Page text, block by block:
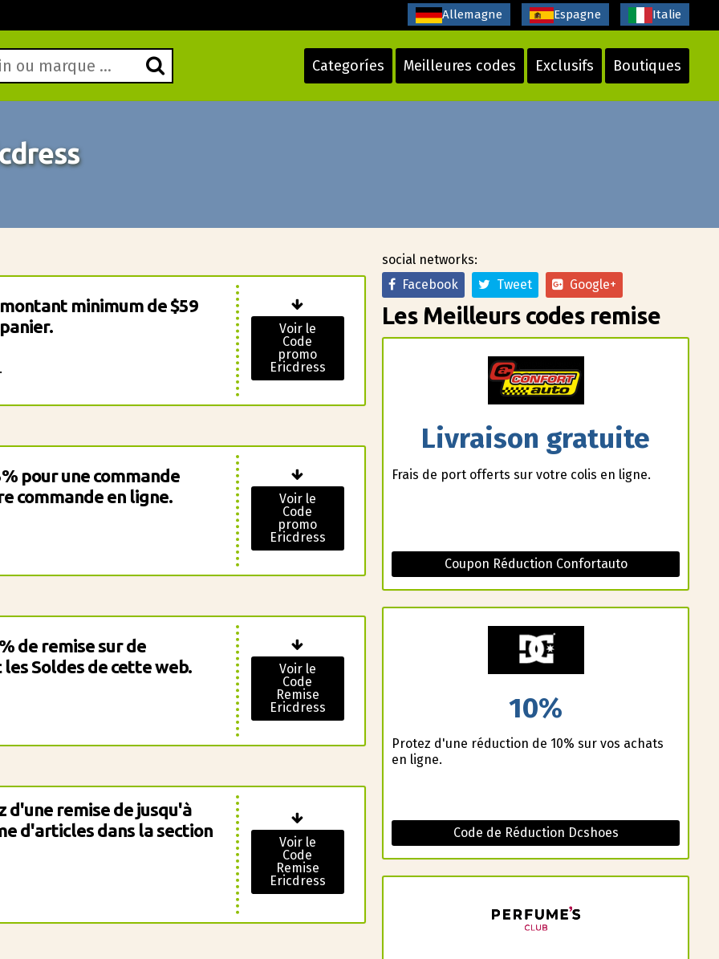
Categoríes Meilleures codes Exclusifs Boutiques
Allemagne Espagne Italie
minimum de $59
Voir le
Code
promo
Ericdress
pour une commande
commande en ligne.
Voir le
Code
promo
Ericdress
de remise sur de
Soldes de cette web.
Voir le
Code
Remise
Ericdress
d'une remise de jusqu'à
d'articles dans la section
Voir le
Code
Remise
Ericdress
social networks:
Facebook
Tweet Google+
Les Meilleurs codes remise
Livraison gratuite
Frais de port offerts sur votre colis en ligne.
Coupon Réduction Confortauto
10%
Profitez d'une réduction de 10% sur vos achats
en ligne.
Code de Réduction Dcshoes